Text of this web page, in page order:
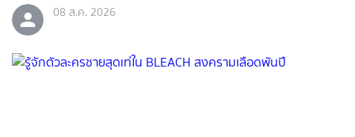
08 ส.ค. 2026